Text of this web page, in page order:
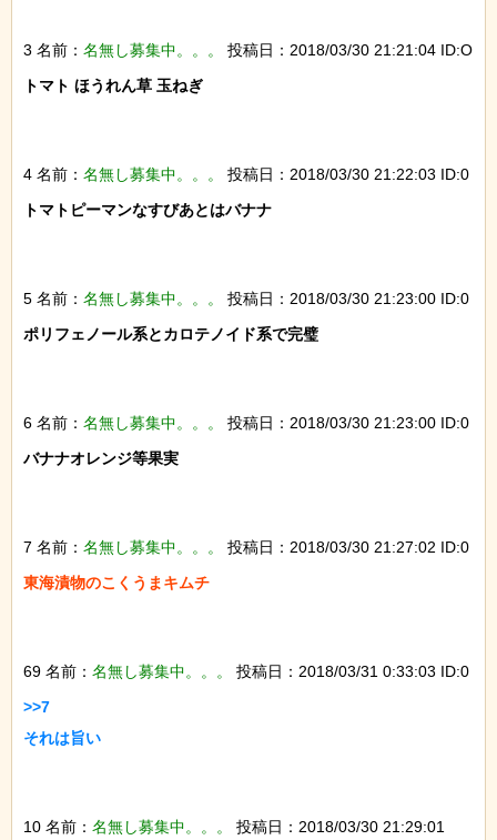
3 名前： 名無し募集中。。。
投稿日：2018/03/30 21:21:04 ID:O
トマト ほうれん草 玉ねぎ
4 名前： 名無し募集中。。。
投稿日：2018/03/30 21:22:03 ID:0
トマトピーマンなすびあとはバナナ
5 名前： 名無し募集中。。。
投稿日：2018/03/30 21:23:00 ID:0
ポリフェノール系とカロテノイド系で完璧
6 名前： 名無し募集中。。。
投稿日：2018/03/30 21:23:00 ID:0
バナナオレンジ等果実
7 名前： 名無し募集中。。。
投稿日：2018/03/30 21:27:02 ID:0
東海漬物のこくうまキムチ
69 名前： 名無し募集中。。。
投稿日：2018/03/31 0:33:03 ID:0
>>7
それは旨い
10 名前： 名無し募集中。。。
投稿日：2018/03/30 21:29:01